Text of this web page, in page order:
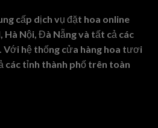
cấp dịch vụ đặt hoa online
Nội, Đà Nẵng và tất cả các
hệ thống cửa hàng hoa tươi
các tỉnh thành phố trên toàn